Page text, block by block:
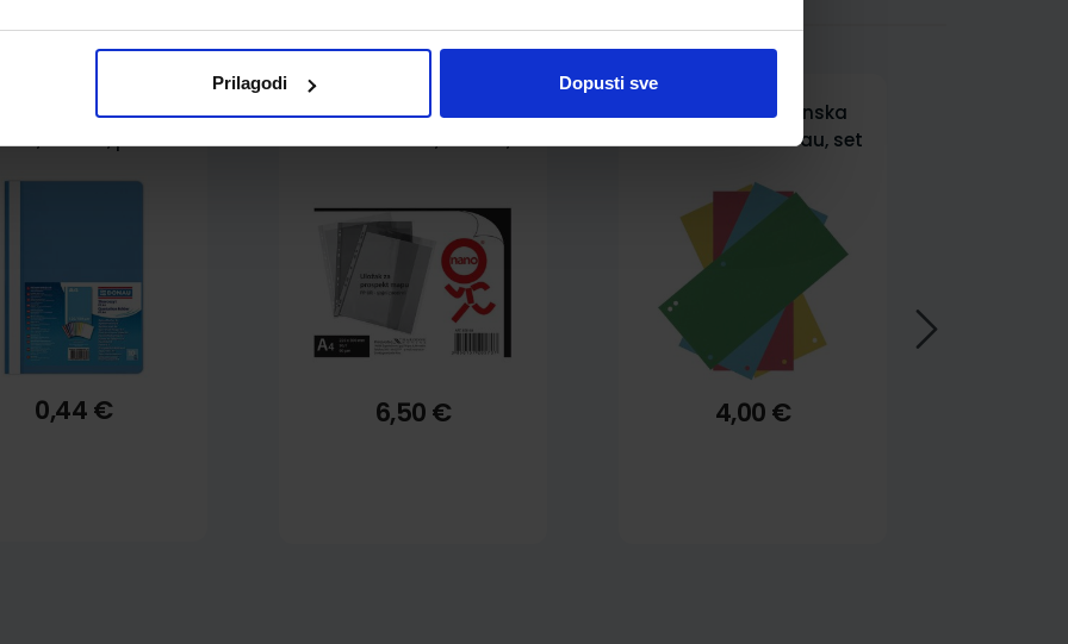
Prilagodi Dopusti sve
euro mehanika
A4, Donau, plavi
0,44 €
Fascikl PP "UR" A4,
225x300 mm, 90 mic,
6,50 €
Pregrada kartonska
235x105 mm Donau, set
4,00 €